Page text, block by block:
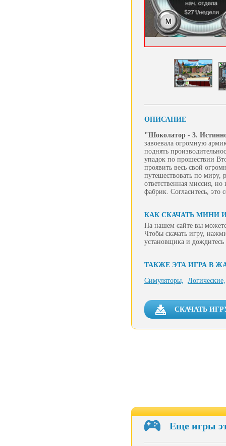
ОПИСАНИЕ
"Шоколатор - 3.
завоевала огромную
поднять
упадок по прошествии
проявить весь свой
путешествовать по миру,
ответственная миссия,
фабрик. Согласитесь, это
КАК СКАЧАТЬ МИНИ
На нашем сайте вы
Чтобы скачать игру,
установщика и
ТАКЖЕ ЭТА ИГРА В
Симуляторы, Логические,
СКАЧАТЬ
Еще игры